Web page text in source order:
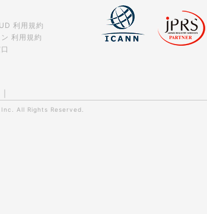
利用規約
利用規約
All Rights Reserved.